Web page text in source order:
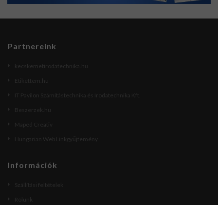
Partnereink
kecskemetirodatechnika.hu
Etikettem.hu
IT Pavilon Számítástechnika és Irodatechnika Kft.
Beszerzek.hu
Maped Creativ
Hungarian Web Linkgyűjtemény
Információk
Szállítási feltételek
Rólunk